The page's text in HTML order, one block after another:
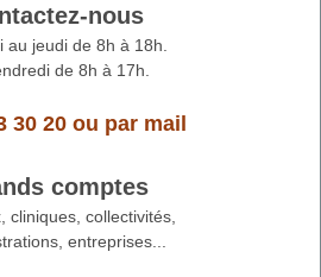
nous
au jeudi de 8h à 18h.
de 8h à 17h.
30 20ou par mail
comptes
cliniques, collectivités,
entreprises...